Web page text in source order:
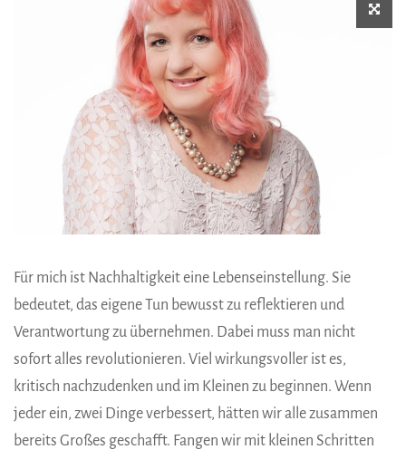
Für mich ist Nachhaltigkeit eine Lebenseinstellung. Sie
bedeutet, das eigene Tun bewusst zu reflektieren und
Verantwortung zu übernehmen. Dabei muss man nicht
sofort alles revolutionieren. Viel wirkungsvoller ist es,
kritisch nachzudenken und im Kleinen zu beginnen. Wenn
jeder ein, zwei Dinge verbessert, hätten wir alle zusammen
bereits Großes geschafft. Fangen wir mit kleinen Schritten